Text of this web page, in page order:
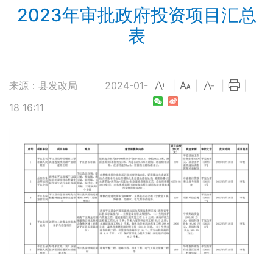
2023年审批政府投资项目汇总
表
来源：县发改局
2024-01-
18 16:11